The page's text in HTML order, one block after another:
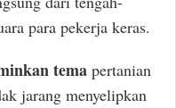
para pekerja keras.
tema pertanian
jarang menyelipkan